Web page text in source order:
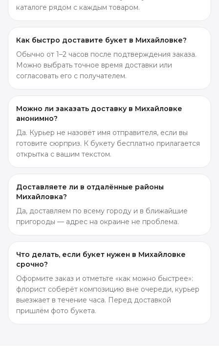
каталоге рядом с каждым товаром.
Как быстро доставите букет в Михайловке?
Обычно от 1–2 часов после подтверждения заказа.
Можно выбрать точное время доставки или
согласовать его с получателем.
Можно ли заказать доставку в Михайловке
анонимно?
Да. Курьер не назовёт имя отправителя, если вы
готовите сюрприз. К букету бесплатно прилагается
открытка с вашим текстом.
Доставляете ли в отдалённые районы
Михайловка?
Да, доставляем по всему городу и в ближайшие
пригороды — адрес на окраине не проблема.
Что делать, если букет нужен в Михайловке
срочно?
Оформите заказ и отметьте «как можно быстрее»:
флорист соберёт композицию вне очереди, курьер
выезжает в течение часа. Перед доставкой
пришлём фото букета.